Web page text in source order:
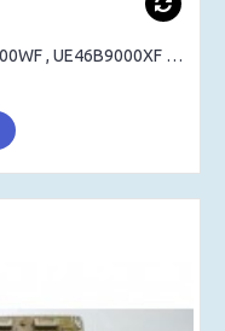
SAMSUNG UE40B7000WF , UE46B7100WF , UE46B9000XF , UE55B7000WF , STAND , SEHPA AYAK , MASA AYAK